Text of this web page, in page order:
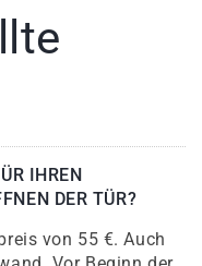
IHREN
DER TÜR?
von 55 €. Auch